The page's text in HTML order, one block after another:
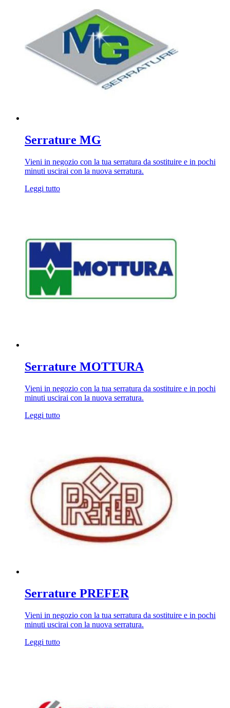
Serrature MG
Vieni in negozio con la tua serratura da sostituire e in pochi
minuti uscirai con la nuova serratura.
Leggi tutto
Serrature MOTTURA
Vieni in negozio con la tua serratura da sostituire e in pochi
minuti uscirai con la nuova serratura.
Leggi tutto
Serrature PREFER
Vieni in negozio con la tua serratura da sostituire e in pochi
minuti uscirai con la nuova serratura.
Leggi tutto